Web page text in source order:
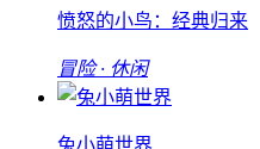
愤怒的小鸟：经典归来
冒险 · 休闲
兔小萌世界